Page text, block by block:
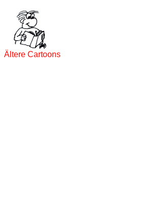
Ältere Cartoons